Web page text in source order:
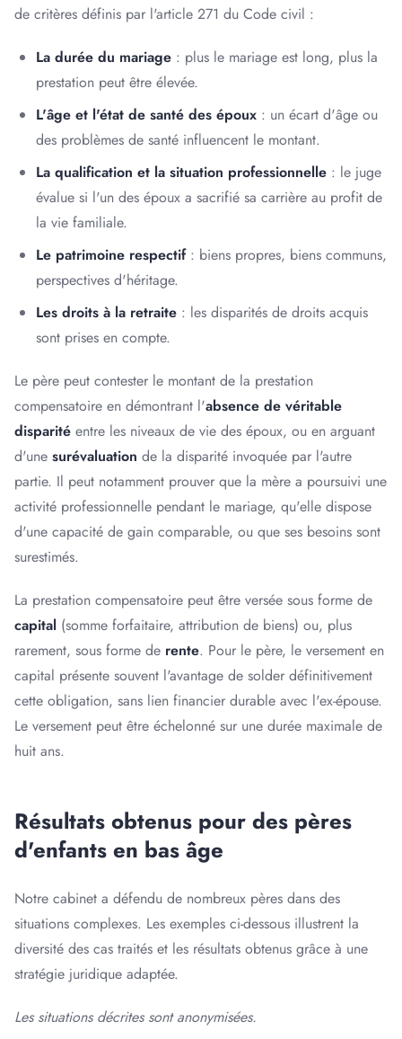
de critères définis par l'article 271 du Code civil :
La durée du mariage : plus le mariage est long, plus la
prestation peut être élevée.
L'âge et l'état de santé des époux : un écart d'âge ou
des problèmes de santé influencent le montant.
La qualification et la situation professionnelle : le juge
évalue si l'un des époux a sacrifié sa carrière au profit de
la vie familiale.
Le patrimoine respectif: biens propres, biens communs,
perspectives d'héritage.
Les droits à la retraite : les disparités de droits acquis
sont prises en compte.
Le père peut contester le montant de la prestation
compensatoire en démontrant l'absence de véritable
disparité entre les niveaux de vie des époux, ou en arguant
d'une surévaluation de la disparité invoquée par l'autre
partie. Il peut notamment prouver que la mère a poursuivi une
activité professionnelle pendant le mariage, qu'elle dispose
d'une capacité de gain comparable, ou que ses besoins sont
surestimés.
La prestation compensatoire peut être versée sous forme de
capital (somme forfaitaire, attribution de biens) ou, plus
rarement, sous forme de rente. Pour le père, le versement en
capital présente souvent l'avantage de solder définitivement
cette obligation, sans lien financier durable avec l'ex-épouse.
Le versement peut être échelonné sur une durée maximale de
huit ans.
Résultats obtenus pour des pères
d'enfants en bas âge
Notre cabinet a défendu de nombreux pères dans des
situations complexes. Les exemples ci-dessous illustrent la
diversité des cas traités et les résultats obtenus grâce à une
stratégie juridique adaptée.
Les situations décrites sont anonymisées.